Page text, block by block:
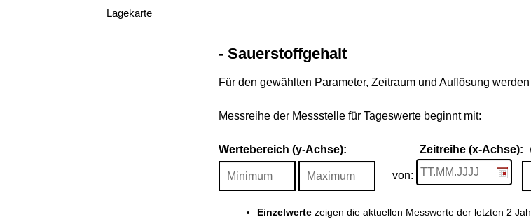
Lagekarte
- Sauerstoffgehalt
Für den gewählten Parameter, Zeitraum und Auflösung
Messreihe der Messstelle für Tageswerte beginnt mit:
Wertebereich (y-Achse): Zeitreihe (x-Achse):
von:
Einzelwertezeigen die aktuellen Messwerte der letzten 2